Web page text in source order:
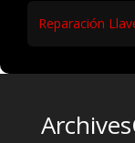
Reparación
Archives